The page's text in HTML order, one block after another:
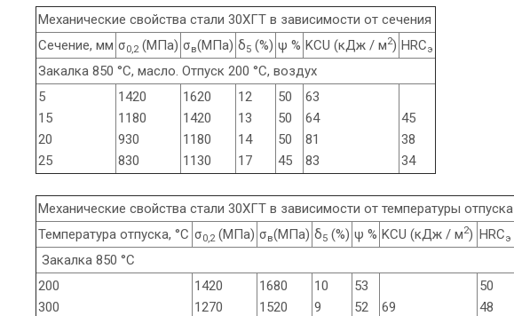
Механические свойства стали 30ХГТ в зависимости от сечения
Сечение, мм σ0,2 (МПа) σв(МПа) δ5 (%) ψ % KCU (кДж / м2) HRCэ
Закалка 850 °С, масло. Отпуск 200 °С, воздух
5
15
20
25
1420
1180
930
830
1620
1420
1180
1130
12
13
14
17
50
50
50
45
63
64
81
83
45
38
34
Механические свойства стали 30ХГТ в зависимости от температуры отпуска
Температура отпуска, °С σ0,2 (МПа) σв(МПа) δ5 (%) ψ % KCU (кДж / м2) HRCэ
Закалка 850 °С
200
300
1420
1270
1680
1520
10
9
53
52
69
50
48